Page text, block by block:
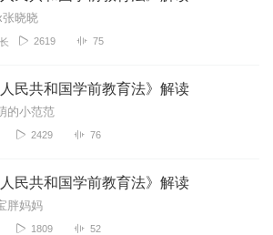
晓晓
2619 75
人民共和国学前教育法》解读
的小范范
2429 76
人民共和国学前教育法》解读
胖妈妈
1809 52